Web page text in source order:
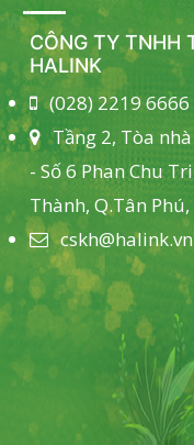
CÔNG TY TNHH
HALINK
(028) 2219 6666
Tầng 2, Tòa nhà
- Số 6 Phan Chu
Thành, Q.Tân Phú,
cskh@halink.vn